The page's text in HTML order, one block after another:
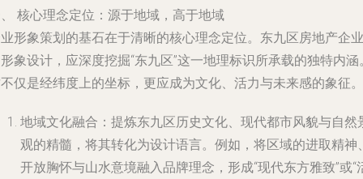
核心理念定位：源于地域，高于地域
形象策划的基石在于清晰的核心理念定位。东九区房地产企业
象设计，应深度挖掘“东九区”这一地理标识所承载的独特内涵
仅是经纬度上的坐标，更应成为文化、活力与未来感的象征。
地域文化融合 ：提炼东九区历史文化、现代都市风貌与自然
观的精髓，将其转化为设计语言。例如，将区域的进取精神
开放胸怀与山水意境融入品牌理念，形成“现代东方雅致”或“